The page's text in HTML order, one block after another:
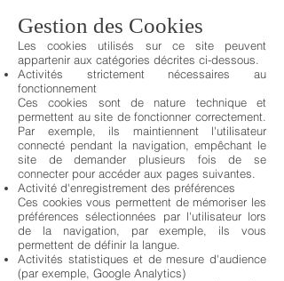
Gestion des Cookies
Les cookies utilisés sur ce site peuvent
appartenir aux catégories décrites ci-dessous.
Activités strictement nécessaires au
fonctionnement
Ces cookies sont de nature technique et
permettent au site de fonctionner correctement.
Par exemple, ils maintiennent l'utilisateur
connecté pendant la navigation, empêchant le
site de demander plusieurs fois de se
connecter pour accéder aux pages suivantes.
Activité d'enregistrement des préférences
Ces cookies vous permettent de mémoriser les
préférences sélectionnées par l'utilisateur lors
de la navigation, par exemple, ils vous
permettent de définir la langue.
Activités statistiques et de mesure d'audience
(par exemple, Google Analytics)